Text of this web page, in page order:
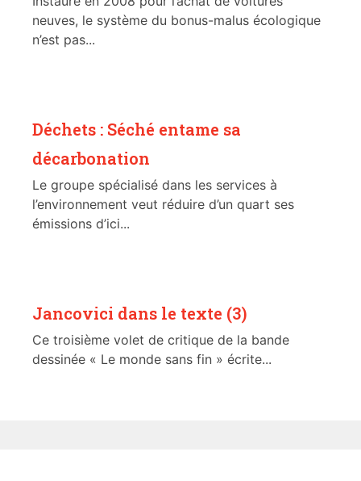
neuves, le système du bonus-malus écologique
n’est pas...
Déchets : Séché entame sa
décarbonation
Le groupe spécialisé dans les services à
l’environnement veut réduire d’un quart ses
émissions d’ici...
Jancovici dans le texte (3)
Ce troisième volet de critique de la bande
dessinée « Le monde sans fin » écrite...